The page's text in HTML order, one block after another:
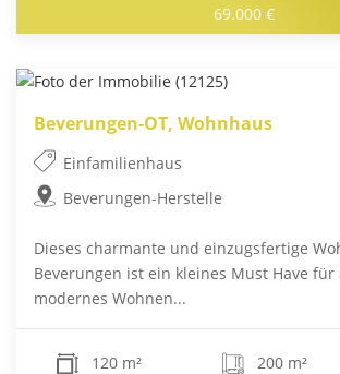
69.000 €
Beverungen-OT, Wohnhaus
Einfamilienhaus
Beverungen-Herstelle
Dieses charmante und einzugsfertige
Beverungen ist ein kleines Must Have für
modernes Wohnen...
120 m² 200 m²